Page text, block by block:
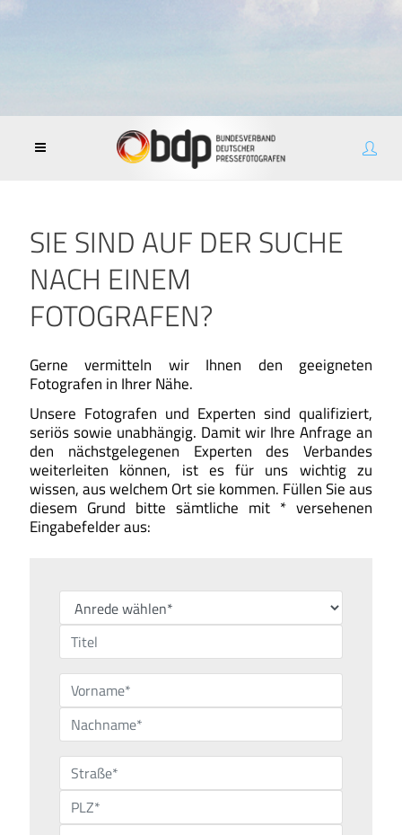
SIE SIND AUF DER SUCHE
NACH EINEM
FOTOGRAFEN?
Gerne vermitteln wir Ihnen den geeigneten
Fotografen in Ihrer Nähe.
Unsere Fotografen und Experten sind qualifiziert,
seriös sowie unabhängig. Damit wir Ihre Anfrage an
den nächstgelegenen Experten des Verbandes
weiterleiten können, ist es für uns wichtig zu
wissen, aus welchem Ort sie kommen. Füllen Sie aus
diesem Grund bitte sämtliche mit * versehenen
Eingabefelder aus: